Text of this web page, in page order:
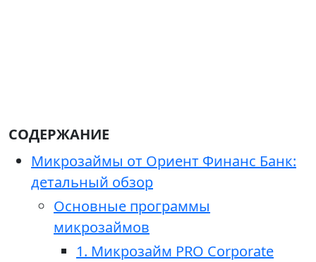
СОДЕРЖАНИЕ
Микрозаймы от Ориент Финанс Банк:
детальный обзор
Основные программы
микрозаймов
1. Микрозайм PRO Corporate